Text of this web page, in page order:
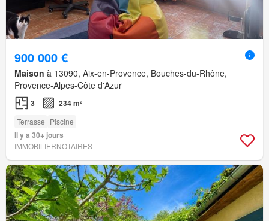
900 000 €
Maison à 13090, Aix-en-Provence, Bouches-du-Rhône,
Provence-Alpes-Côte d'Azur
3 234 m²
Terrasse Piscine
Il y a 30+ jours
IMMOBILIERNOTAIRES